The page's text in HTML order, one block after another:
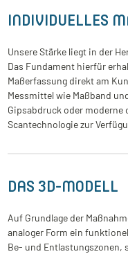
INDIVIDUELLES
Unsere Stärke liegt in der
Das Fundament hierfür
Maßerfassung direkt am
Messmittel wie Maßband
Gipsabdruck oder
Scantechnologie zur
DAS 3D-MODELL
Auf Grundlage der
analoger Form ein
Be- und Entlastungszonen,